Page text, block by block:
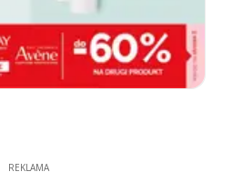
REKLAMA